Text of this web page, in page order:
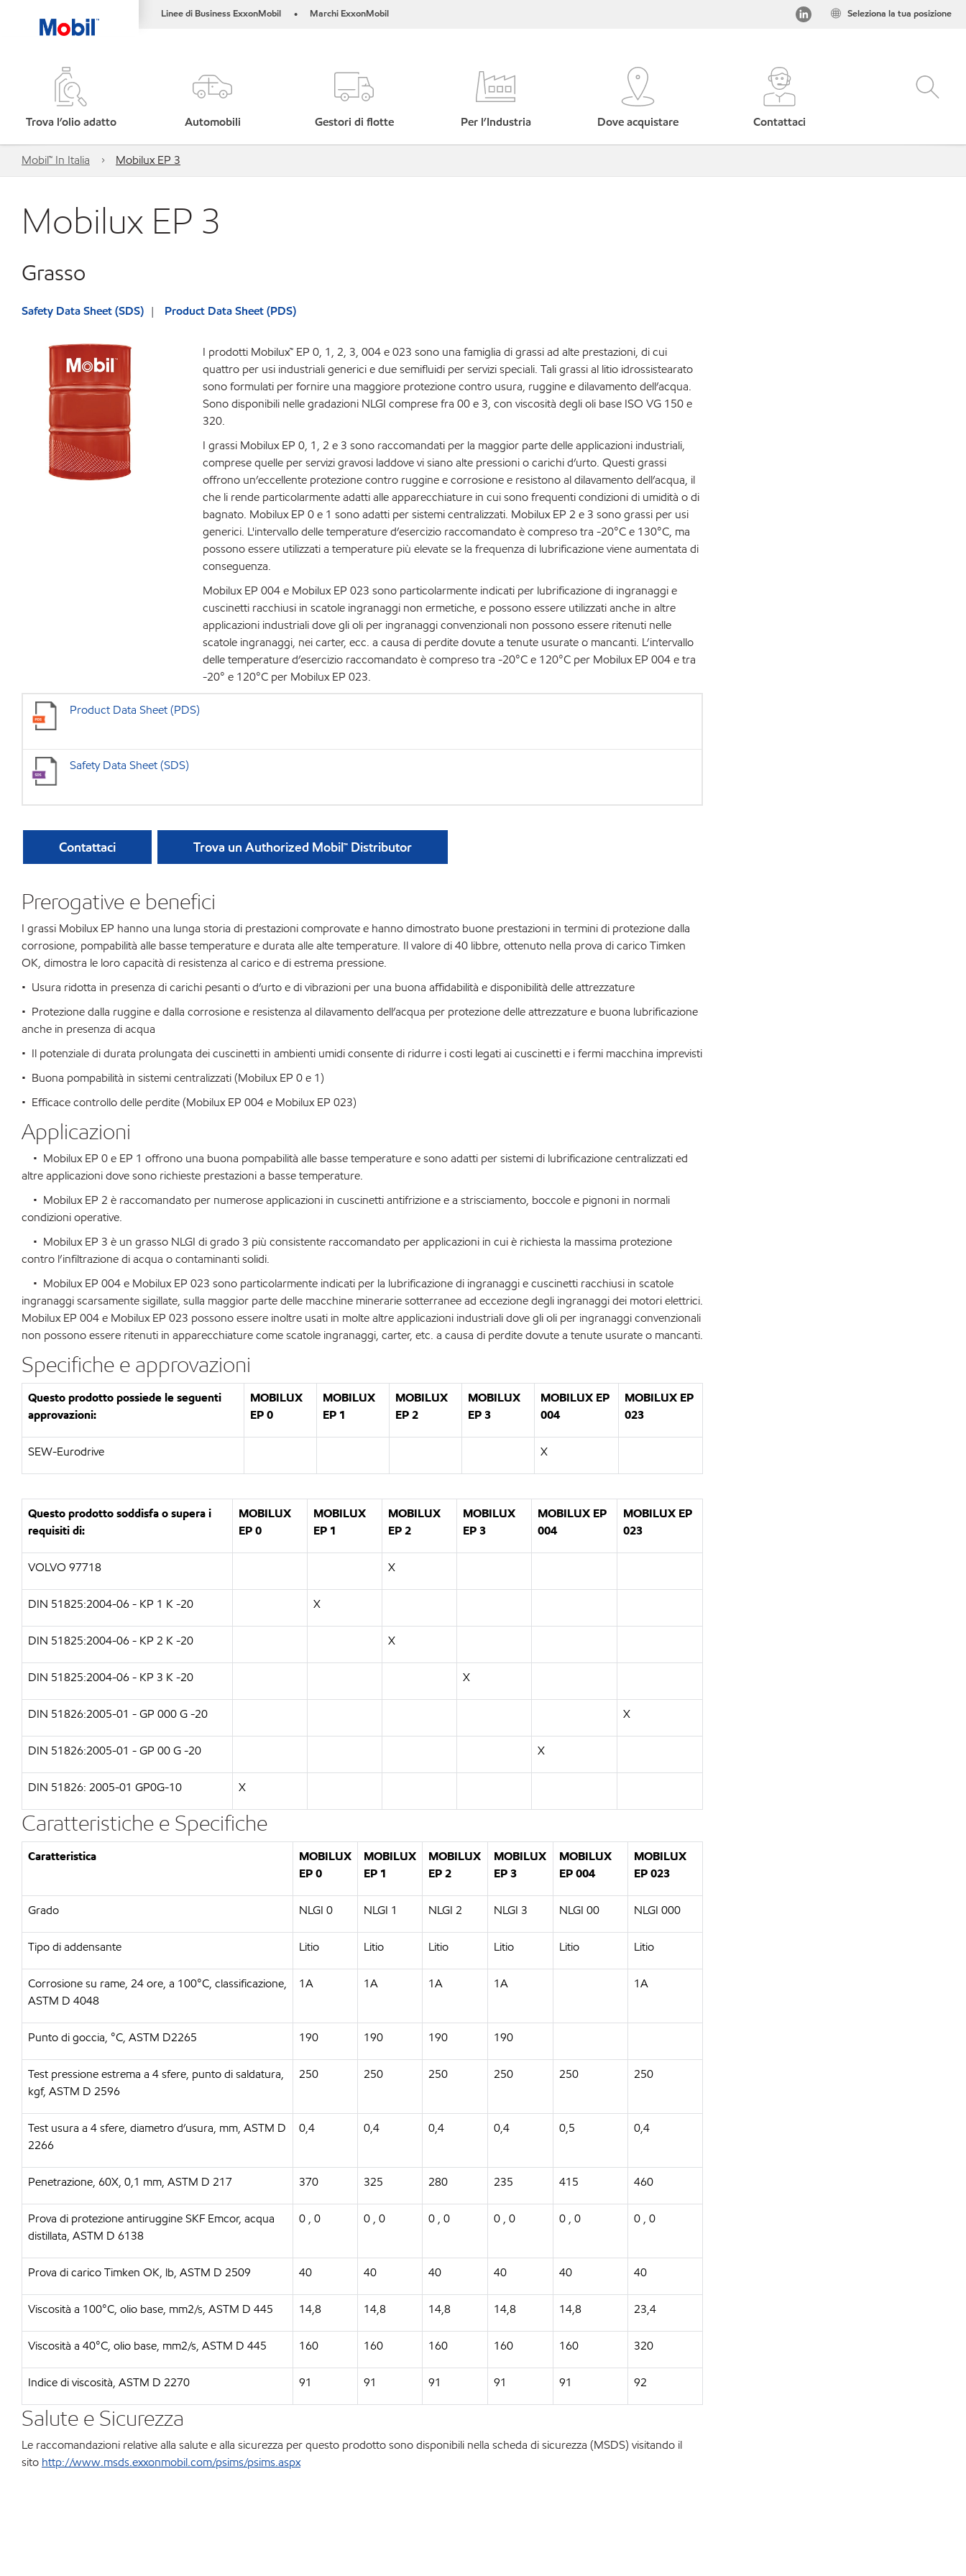
Linee di Business ExxonMobil • Marchi ExxonMobil Seleziona la tua posizione
Trova l’olio adatto Automobili Gestori di flotte Per l’Industria Dove acquistare Contattaci
Mobil™ In Italia Mobilux EP 3
Mobilux EP 3
Grasso
Safety Data Sheet (SDS) Product Data Sheet (PDS)
I prodotti Mobilux™ EP 0, 1, 2, 3, 004 e 023 sono una famiglia di grassi ad alte prestazioni, di cui
quattro per usi industriali generici e due semifluidi per servizi speciali. Tali grassi al litio idrossistearato
sono formulati per fornire una maggiore protezione contro usura, ruggine e dilavamento dell’acqua.
Sono disponibili nelle gradazioni NLGI comprese fra 00 e 3, con viscosità degli oli base ISO VG 150 e
320.
I grassi Mobilux EP 0, 1, 2 e 3 sono raccomandati per la maggior parte delle applicazioni industriali,
comprese quelle per servizi gravosi laddove vi siano alte pressioni o carichi d’urto. Questi grassi
offrono un’eccellente protezione contro ruggine e corrosione e resistono al dilavamento dell’acqua, il
che li rende particolarmente adatti alle apparecchiature in cui sono frequenti condizioni di umidità o di
bagnato. Mobilux EP 0 e 1 sono adatti per sistemi centralizzati. Mobilux EP 2 e 3 sono grassi per usi
generici. L'intervallo delle temperature d’esercizio raccomandato è compreso tra -20°C e 130°C, ma
possono essere utilizzati a temperature più elevate se la frequenza di lubrificazione viene aumentata di
conseguenza.
Mobilux EP 004 e Mobilux EP 023 sono particolarmente indicati per lubrificazione di ingranaggi e
cuscinetti racchiusi in scatole ingranaggi non ermetiche, e possono essere utilizzati anche in altre
applicazioni industriali dove gli oli per ingranaggi convenzionali non possono essere ritenuti nelle
scatole ingranaggi, nei carter, ecc. a causa di perdite dovute a tenute usurate o mancanti. L’intervallo
delle temperature d’esercizio raccomandato è compreso tra -20°C e 120°C per Mobilux EP 004 e tra
-20° e 120°C per Mobilux EP 023.
Product Data Sheet (PDS)
Safety Data Sheet (SDS)
Contattaci Trova un Authorized Mobil™ Distributor
Prerogative e benefici
I grassi Mobilux EP hanno una lunga storia di prestazioni comprovate e hanno dimostrato buone prestazioni in termini di protezione dalla
corrosione, pompabilità alle basse temperature e durata alle alte temperature. Il valore di 40 libbre, ottenuto nella prova di carico Timken
OK, dimostra le loro capacità di resistenza al carico e di estrema pressione.
• Usura ridotta in presenza di carichi pesanti o d’urto e di vibrazioni per una buona affidabilità e disponibilità delle attrezzature
• Protezione dalla ruggine e dalla corrosione e resistenza al dilavamento dell’acqua per protezione delle attrezzature e buona lubrificazione
anche in presenza di acqua
• Il potenziale di durata prolungata dei cuscinetti in ambienti umidi consente di ridurre i costi legati ai cuscinetti e i fermi macchina imprevisti
• Buona pompabilità in sistemi centralizzati (Mobilux EP 0 e 1)
• Efficace controllo delle perdite (Mobilux EP 004 e Mobilux EP 023)
Applicazioni
• Mobilux EP 0 e EP 1 offrono una buona pompabilità alle basse temperature e sono adatti per sistemi di lubrificazione centralizzati ed
altre applicazioni dove sono richieste prestazioni a basse temperature.
• Mobilux EP 2 è raccomandato per numerose applicazioni in cuscinetti antifrizione e a strisciamento, boccole e pignoni in normali
condizioni operative.
• Mobilux EP 3 è un grasso NLGI di grado 3 più consistente raccomandato per applicazioni in cui è richiesta la massima protezione
contro l’infiltrazione di acqua o contaminanti solidi.
• Mobilux EP 004 e Mobilux EP 023 sono particolarmente indicati per la lubrificazione di ingranaggi e cuscinetti racchiusi in scatole
ingranaggi scarsamente sigillate, sulla maggior parte delle macchine minerarie sotterranee ad eccezione degli ingranaggi dei motori elettrici.
Mobilux EP 004 e Mobilux EP 023 possono essere inoltre usati in molte altre applicazioni industriali dove gli oli per ingranaggi convenzionali
non possono essere ritenuti in apparecchiature come scatole ingranaggi, carter, etc. a causa di perdite dovute a tenute usurate o mancanti.
Specifiche e approvazioni
Questo prodotto possiede le seguenti
approvazioni:
MOBILUX
EP 0
MOBILUX
EP 1
MOBILUX
EP 2
MOBILUX
EP 3
MOBILUX EP
004
MOBILUX EP
023
SEW-Eurodrive X
Questo prodotto soddisfa o supera i
requisiti di:
MOBILUX
EP 0
MOBILUX
EP 1
MOBILUX
EP 2
MOBILUX
EP 3
MOBILUX EP
004
MOBILUX EP
023
VOLVO 97718 X
DIN 51825:2004-06 - KP 1 K -20 X
DIN 51825:2004-06 - KP 2 K -20 X
DIN 51825:2004-06 - KP 3 K -20 X
DIN 51826:2005-01 - GP 000 G -20 X
DIN 51826:2005-01 - GP 00 G -20 X
DIN 51826: 2005-01 GP0G-10 X
Caratteristiche e Specifiche
Caratteristica
MOBILUX
EP 0
MOBILUX
EP 1
MOBILUX
EP 2
MOBILUX
EP 3
MOBILUX
EP 004
MOBILUX
EP 023
Grado NLGI 0 NLGI 1 NLGI 2 NLGI 3 NLGI 00 NLGI 000
Tipo di addensante Litio Litio Litio Litio Litio Litio
Corrosione su rame, 24 ore, a 100°C, classificazione,
ASTM D 4048
1A 1A 1A 1A 1A
Punto di goccia, °C, ASTM D2265 190 190 190 190
Test pressione estrema a 4 sfere, punto di saldatura,
kgf, ASTM D 2596
250 250 250 250 250 250
Test usura a 4 sfere, diametro d’usura, mm, ASTM D
2266
0,4 0,4 0,4 0,4 0,5 0,4
Penetrazione, 60X, 0,1 mm, ASTM D 217 370 325 280 235 415 460
Prova di protezione antiruggine SKF Emcor, acqua
distillata, ASTM D 6138
0 , 0 0 , 0 0 , 0 0 , 0 0 , 0 0 , 0
Prova di carico Timken OK, lb, ASTM D 2509 40 40 40 40 40 40
Viscosità a 100°C, olio base, mm2/s, ASTM D 445 14,8 14,8 14,8 14,8 14,8 23,4
Viscosità a 40°C, olio base, mm2/s, ASTM D 445 160 160 160 160 160 320
Indice di viscosità, ASTM D 2270 91 91 91 91 91 92
Salute e Sicurezza
Le raccomandazioni relative alla salute e alla sicurezza per questo prodotto sono disponibili nella scheda di sicurezza (MSDS) visitando il
sito http://www.msds.exxonmobil.com/psims/psims.aspx